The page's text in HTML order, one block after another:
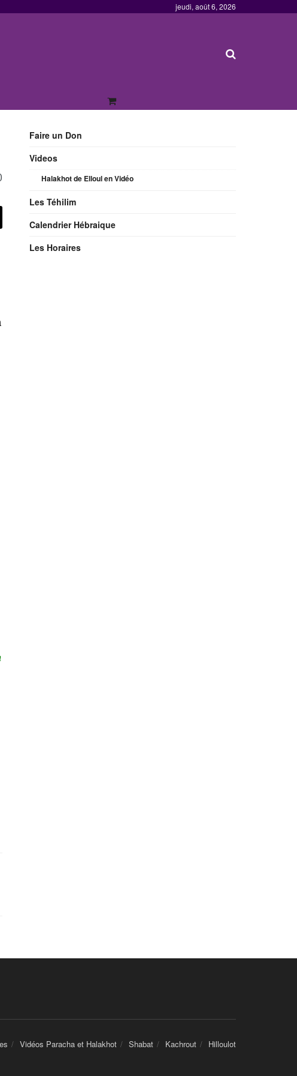
jeudi, août 6, 2026
Faire un Don
Videos
Halakhot de Elloul en Vidéo
Les Téhilim
Calendrier Hébraique
Les Horaires
Vidéos Paracha et Halakhot Shabat Kachrout Hilloulot